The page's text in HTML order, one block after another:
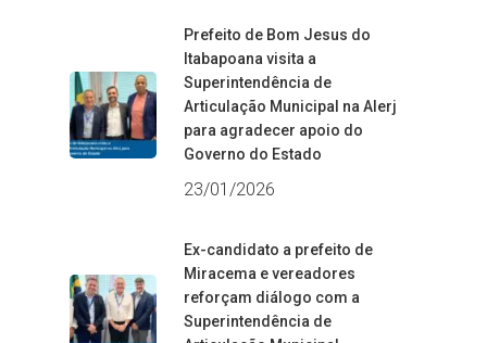
Prefeito de Bom Jesus do
Itabapoana visita a
Superintendência de
Articulação Municipal na Alerj
para agradecer apoio do
Governo do Estado
23/01/2026
Ex-candidato a prefeito de
Miracema e vereadores
reforçam diálogo com a
Superintendência de